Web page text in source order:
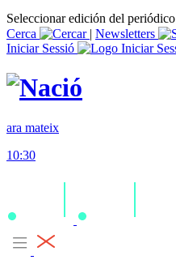
Seleccionar edición del periódico
Cerca
| Newsletters
Iniciar Sessió
ara mateix
10:30